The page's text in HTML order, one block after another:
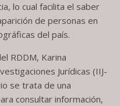
lo cual facilita el saber
de personas en
del país.
RDDM, Karina
Jurídicas (IIJ-
se trata de una
consultar información,